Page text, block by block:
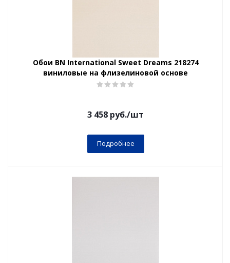
Обои BN International Sweet Dreams 218274
виниловые на флизелиновой основе
3 458 руб./шт
Подробнее